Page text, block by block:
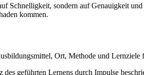
Schnelligkeit, sondern auf Genauigkeit
kommen.
Ort, Methode und Lernziele
geführten Lernens durch Impulse